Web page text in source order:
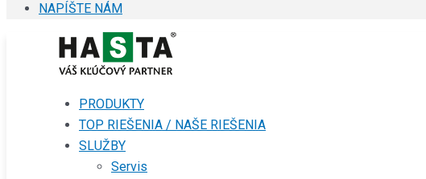
NAPÍŠTE NÁM
PRODUKTY
TOP RIEŠENIA / NAŠE RIEŠENIA
SLUŽBY
Servis